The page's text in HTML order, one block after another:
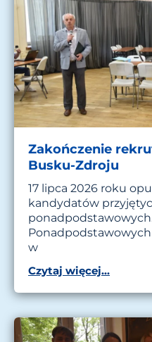
Zakończenie
Busku-Zdroju
17 lipca 2026 roku
kandydatów
Ponadpodstawowych
w
Czytaj więcej...